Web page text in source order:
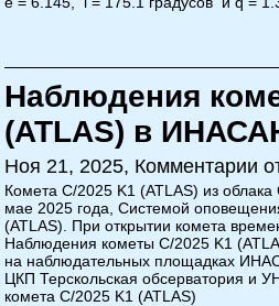
Наблюдения
(ATLAS) в
Ноя 21, 2025, Комментарии
Комета C/2025 K1 (ATLAS) из
мае 2025 года, Системой
(ATLAS). При открытии комета
Наблюдения кометы C/2025 K1
на наблюдательных площадках
ЦКП Терскольская обсерватория и
комета C/2025 K1 (ATLAS)